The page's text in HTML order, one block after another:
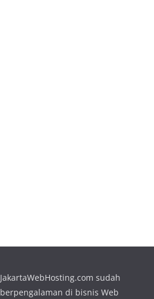
JakartaWebHosting.com sudah
berpengalaman di bisnis Web